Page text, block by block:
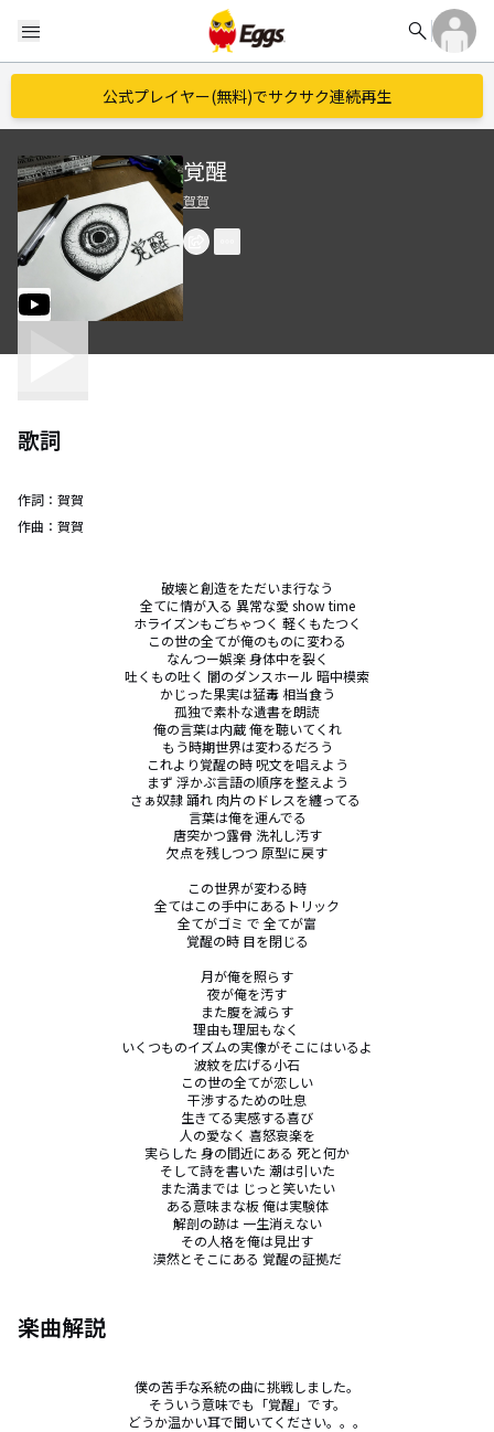
menu search
公式プレイヤー(無料)でサクサク連続再生
覚醒
賀賀
歌詞
作詞： 賀賀
作曲： 賀賀
破壊と創造をただいま行なう
全てに情が入る 異常な愛 show time
ホライズンもごちゃつく 軽くもたつく
この世の全てが俺のものに変わる
なんつー娯楽 身体中を裂く
吐くもの吐く 闇のダンスホール 暗中模索
かじった果実は猛毒 相当食う
孤独で素朴な遺書を朗読
俺の言葉は内蔵 俺を聴いてくれ
もう時期世界は変わるだろう
これより覚醒の時 呪文を唱えよう
まず 浮かぶ言語の順序を整えよう
さぁ奴隷 踊れ 肉片のドレスを纏ってる
言葉は俺を運んでる
唐突かつ露骨 洗礼し汚す
欠点を残しつつ 原型に戻す
この世界が変わる時
全てはこの手中にあるトリック
全てがゴミ で 全てが富
覚醒の時 目を閉じる
月が俺を照らす
夜が俺を汚す
また腹を減らす
理由も理屈もなく
いくつものイズムの実像がそこにはいるよ
波紋を広げる小石
この世の全てが恋しい
干渉するための吐息
生きてる実感する喜び
人の愛なく 喜怒哀楽を
実らした 身の間近にある 死と何か
そして詩を書いた 潮は引いた
また満までは じっと笑いたい
ある意味まな板 俺は実験体
解剖の跡は 一生消えない
その人格を俺は見出す
漠然とそこにある 覚醒の証拠だ
楽曲解説
僕の苦手な系統の曲に挑戦しました。
そういう意味でも「覚醒」です。
どうか温かい耳で聞いてください。。。